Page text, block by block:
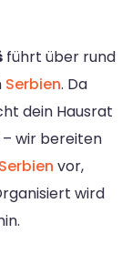
führt über rund
Serbien. Da
dein Hausrat
wir bereiten
vor,
wird